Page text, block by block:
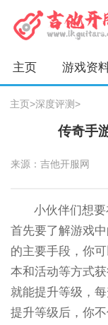
主页 游戏资
主页>深度评测>
传奇手
来源：吉他开服网
小伙伴们想
首先要了解游戏
的主要手段，你
本和活动等方式
就能提升等级，
提升等级后，你